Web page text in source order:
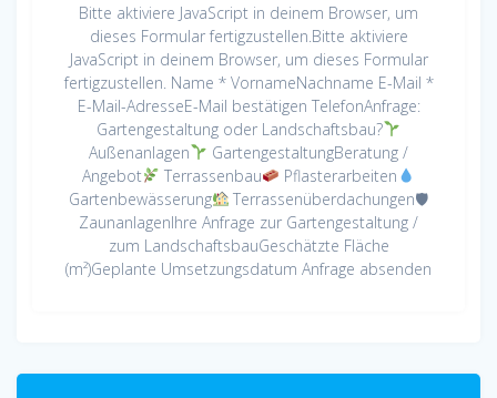
Bitte aktiviere JavaScript in deinem Browser, um
dieses Formular fertigzustellen.Bitte aktiviere
JavaScript in deinem Browser, um dieses Formular
fertigzustellen. Name * VornameNachname E-Mail *
E-Mail-AdresseE-Mail bestätigen TelefonAnfrage:
Gartengestaltung oder Landschaftsbau?
Außenanlagen
GartengestaltungBeratung /
Angebot
Terrassenbau
Pflasterarbeiten
Gartenbewässerung
Terrassenüberdachungen🛡
ZaunanlagenIhre Anfrage zur Gartengestaltung /
zum LandschaftsbauGeschätzte Fläche
(m²)Geplante Umsetzungsdatum Anfrage absenden